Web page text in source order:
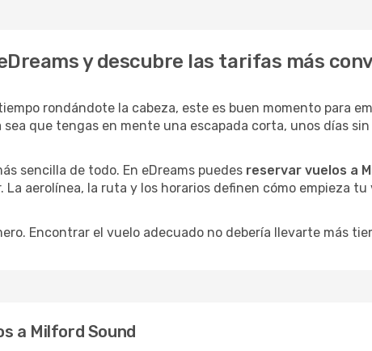
y descubre las tarifas más
rondándote la cabeza, este es buen momento para
que tengas en mente una escapada corta, unos días
sencilla de todo. En eDreams puedes reservar vuelos a
La aerolínea, la ruta y los horarios definen cómo empieza
Encontrar el vuelo adecuado no debería llevarte más
a Milford Sound